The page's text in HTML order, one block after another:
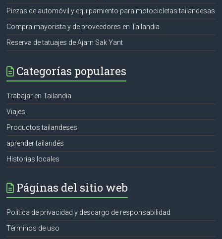
Piezas de automóvil y equipamiento para motocicletas tailandesas
Compra mayorista y de proveedores en Tailandia
Reserva de tatuajes de Ajarn Sak Yant
Categorías populares
Trabajar en Tailandia
Viajes
Productos tailandeses
aprender tailandés
Historias locales
Páginas del sitio web
Política de privacidad y descargo de responsabilidad
Términos de uso